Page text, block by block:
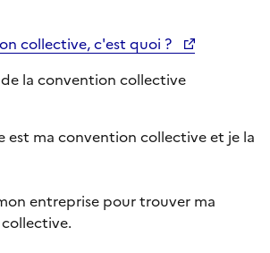
collective, c'est quoi ?
la convention collective
est ma convention collective et je la
entreprise pour trouver ma